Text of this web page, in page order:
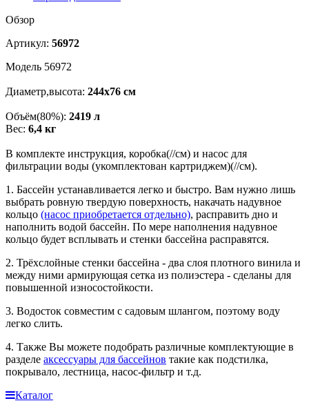
Обзор
Артикул: 56972
Модель 56972
Диаметр,высота: 244х76 см
Объём(80%): 2419 л
Вес: 6,4 кг
В комплекте инструкция, коробка(//см) и насос для
фильтрации воды (укомплектован картриджем)(//см).
1. Бассейн устанавливается легко и быстро. Вам нужно лишь
выбрать ровную твердую поверхность, накачать надувное
кольцо (насос приобретается отдельно), расправить дно и
наполнить водой бассейн. По мере наполнения надувное
кольцо будет всплывать и стенки бассейна расправятся.
2. Трёхслойные стенки бассейна - два слоя плотного винила и
между ними армирующая сетка из полиэстера - сделаны для
повышенной износостойкости.
3. Водосток совместим с садовым шлангом, поэтому воду
легко слить.
4. Также Вы можете подобрать различные комплектующие в
разделе аксессуары для бассейнов такие как подстилка,
покрывало, лестница, насос-фильтр и т.д.
Каталог